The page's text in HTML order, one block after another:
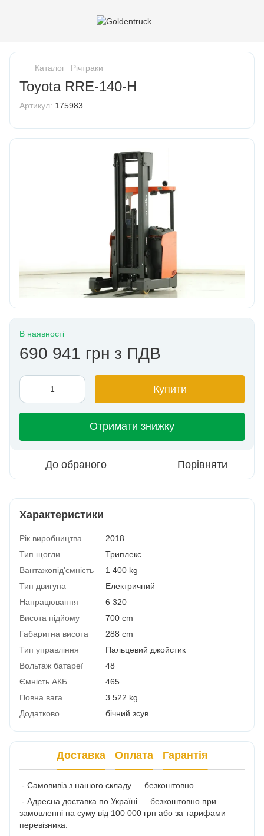
Каталог Річтраки
Toyota RRE-140-H
Артикул: 175983
В наявності
690 941 грн з ПДВ
Купити
Отримати знижку
До обраного Порівняти
Характеристики
Рік виробництва
2018
Тип щогли
Триплекс
Вантажопід'ємність
1 400 kg
Тип двигуна
Електричний
Напрацювання
6 320
Висота підйому
700 cm
Габаритна висота
288 cm
Тип управління
Пальцевий джойстик
Вольтаж батареї
48
Ємність АКБ
465
Повна вага
3 522 kg
Додатково
бічний зсув
Доставка Оплата Гарантія
- Самовивіз з нашого складу — безкоштовно.
- Адресна доставка по Україні — безкоштовно при
замовленні на суму від 100 000 грн або за тарифами
перевізника.